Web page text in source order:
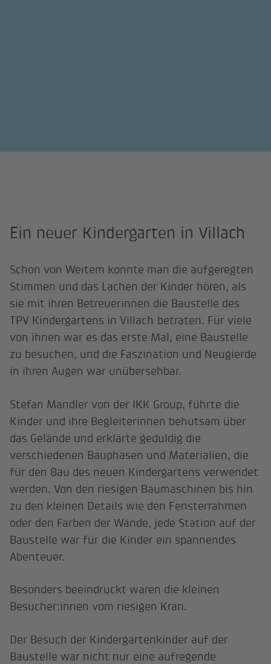
Ein neuer Kindergarten in Villach
Schon von Weitem konnte man die aufgeregten
Stimmen und das Lachen der Kinder hören, als
sie mit ihren Betreuerinnen die Baustelle des
TPV Kindergartens in Villach betraten. Für viele
von ihnen war es das erste Mal, eine Baustelle
zu besuchen, und die Faszination und Neugierde
in ihren Augen war unübersehbar.
Stefan Mandler von der IKK Group, führte die
Kinder und ihre Begleiterinnen behutsam über
das Gelände und erklärte geduldig die
verschiedenen Bauphasen und Materialien, die
für den Bau des neuen Kindergartens verwendet
werden. Von den riesigen Baumaschinen bis hin
zu den kleinen Details wie den Fensterrahmen
oder den Farben der Wände, jede Station auf der
Baustelle war für die Kinder ein spannendes
Abenteuer.
Besonders beeindruckt waren die kleinen
Besucher:innen vom riesigen Kran.
Der Besuch der Kindergartenkinder auf der
Baustelle war nicht nur eine aufregende